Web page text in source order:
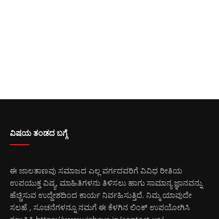
ವಿಷಯ ತಂಡದ ಬಗ್ಗೆ
ಈ ಜಾಲತಾಣವು ಸಮಾಜದ ಎಲ್ಲ ವರ್ಗದವರಿಗೆ ವಿವಿಧ ರೀತಿಯ
ಉಪಯುಕ್ತ ವಿಷ್ಯ, ಮಾಹಿತಿಗಳನು ತಿಳಿಸಲು ಹಾಗು ಸಾಮಾನ್ಯ ಜ್ಞಾನವನ್ನು
ಹೆಚ್ಚಿಸುವ ಉದ್ದೇಶದಿಂದ ಕಾರ್ಯ ನಿರ್ವಹಿಸುತ್ತಿದೆ. ನಿಮ್ಮ ಯಾವುದೇ
ಸಲಹೆ , ಸೂಚನೆಗಳನ್ನೂ ನಮಗೆ ಈ ಕೆಳಗಿನ ಲಿಂಕ್ ಉಪಯೋಗಿಸಿ